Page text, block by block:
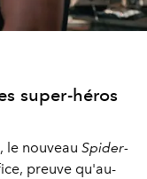
super-héros
le nouveau Spider-
preuve qu'au-